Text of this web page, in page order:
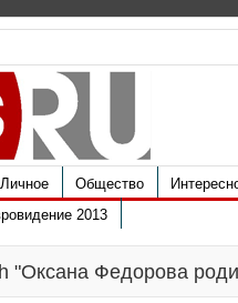
Личное Общество
2013
"Оксана Федорова